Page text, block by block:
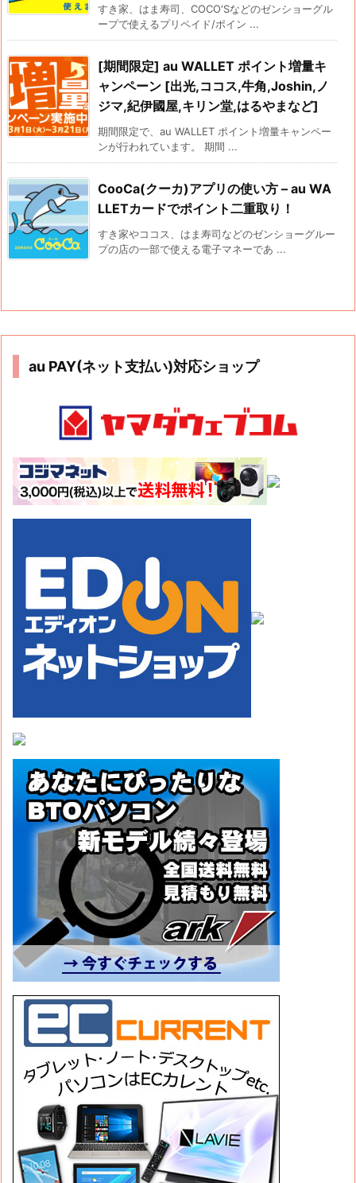
すき家、はま寿司、COCO'Sなどのゼンショーグル
ープで使えるプリペイド/ポイン ...
[期間限定] au WALLET ポイント増量キ
ャンペーン [出光,ココス,牛角,Joshin,ノ
ジマ,紀伊國屋,キリン堂,はるやまなど]
期間限定で、au WALLET ポイント増量キャンペー
ンが行われています。 期間 ...
CooCa(クーカ)アプリの使い方 – au WA
LLETカードでポイント二重取り！
すき家やココス、はま寿司などのゼンショーグルー
プの店の一部で使える電子マネーであ ...
au PAY(ネット支払い)対応ショップ